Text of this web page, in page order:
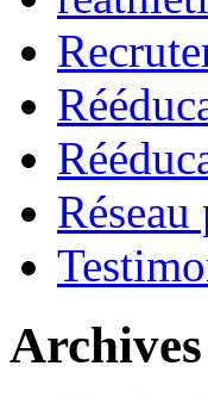
Réseau
Archives